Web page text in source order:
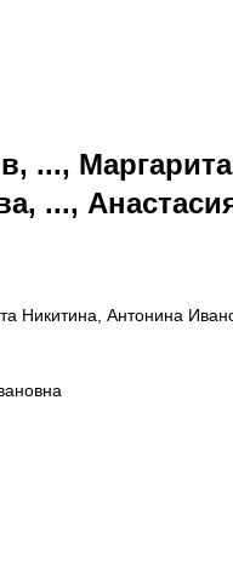
...,
...,
Никитина, Антонина